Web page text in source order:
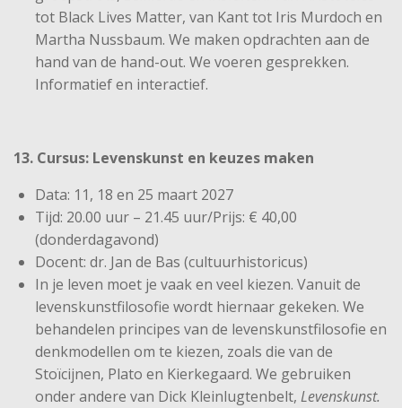
tot Black Lives Matter, van Kant tot Iris Murdoch en
Martha Nussbaum. We maken opdrachten aan de
hand van de hand-out. We voeren gesprekken.
Informatief en interactief.
13. Cursus: Levenskunst en keuzes maken
Data: 11, 18 en 25 maart 2027
Tijd: 20.00 uur – 21.45 uur/Prijs: € 40,00
(donderdagavond)
Docent: dr. Jan de Bas (cultuurhistoricus)
In je leven moet je vaak en veel kiezen. Vanuit de
levenskunstfilosofie wordt hiernaar gekeken. We
behandelen principes van de levenskunstfilosofie en
denkmodellen om te kiezen, zoals die van de
Stoïcijnen, Plato en Kierkegaard. We gebruiken
onder andere van Dick Kleinlugtenbelt, Levenskunst.